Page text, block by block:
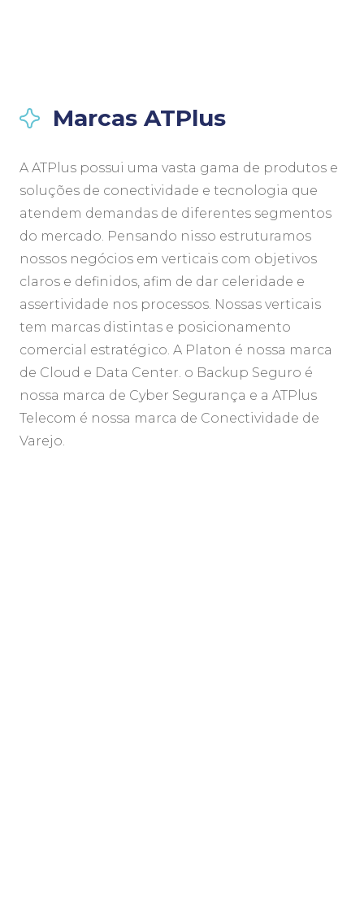
Marcas ATPlus
A ATPlus possui uma vasta gama de produtos e
soluções de conectividade e tecnologia que
atendem demandas de diferentes segmentos
do mercado. Pensando nisso estruturamos
nossos negócios em verticais com objetivos
claros e definidos, afim de dar celeridade e
assertividade nos processos. Nossas verticais
tem marcas distintas e posicionamento
comercial estratégico. A Platon é nossa marca
de Cloud e Data Center. o Backup Seguro é
nossa marca de Cyber Segurança e a ATPlus
Telecom é nossa marca de Conectividade de
Varejo.